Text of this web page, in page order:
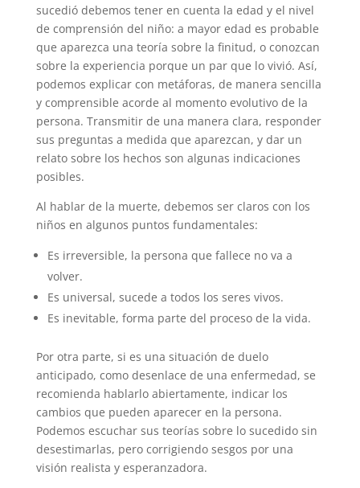
sucedió debemos tener en cuenta la edad y el nivel
de comprensión del niño: a mayor edad es probable
que aparezca una teoría sobre la finitud, o conozcan
sobre la experiencia porque un par que lo vivió. Así,
podemos explicar con metáforas, de manera sencilla
y comprensible acorde al momento evolutivo de la
persona. Transmitir de una manera clara, responder
sus preguntas a medida que aparezcan, y dar un
relato sobre los hechos son algunas indicaciones
posibles.
Al hablar de la muerte, debemos ser claros con los
niños en algunos puntos fundamentales:
Es irreversible, la persona que fallece no va a
volver.
Es universal, sucede a todos los seres vivos.
Es inevitable, forma parte del proceso de la vida.
Por otra parte, si es una situación de duelo
anticipado, como desenlace de una enfermedad, se
recomienda hablarlo abiertamente, indicar los
cambios que pueden aparecer en la persona.
Podemos escuchar sus teorías sobre lo sucedido sin
desestimarlas, pero corrigiendo sesgos por una
visión realista y esperanzadora.